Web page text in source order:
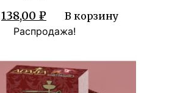
Первоначальная
цена
250,00 ₽.
138,00 ₽ Текущая
цена:
В корзину
Распродажа!